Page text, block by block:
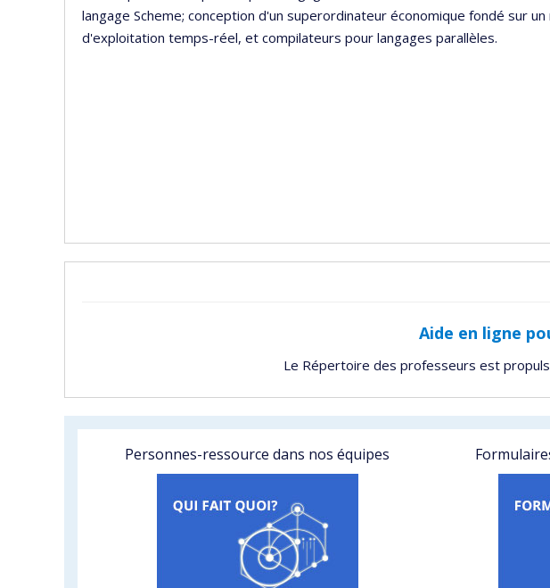
langage Scheme; conception d'un superordinateur économique fondé sur
d'exploitation temps-réel, et compilateurs pour langages parallèles.
Aide en ligne
Le Répertoire des professeurs est
Personnes-ressource dans nos équipes